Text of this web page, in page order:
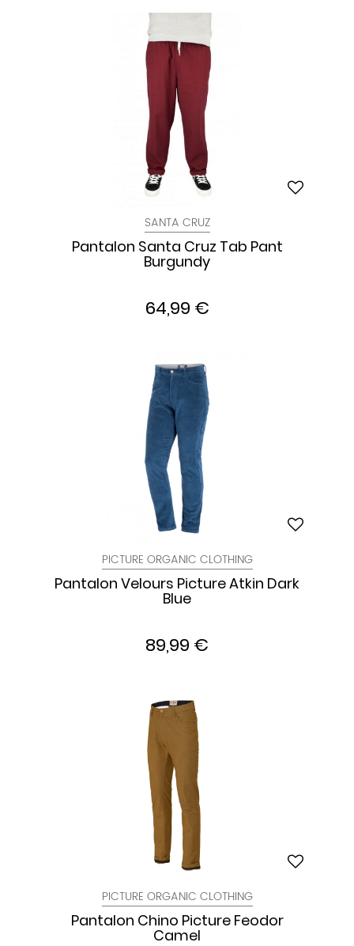
SANTA CRUZ
Pantalon Santa Cruz Tab Pant
Burgundy
64,99 €
PICTURE ORGANIC CLOTHING
Pantalon Velours Picture Atkin Dark
Blue
89,99 €
PICTURE ORGANIC CLOTHING
Pantalon Chino Picture Feodor
Camel